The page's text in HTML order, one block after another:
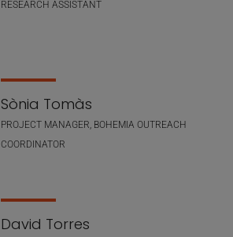
RESEARCH ASSISTANT
Sònia Tomàs
PROJECT MANAGER, BOHEMIA OUTREACH
COORDINATOR
David Torres